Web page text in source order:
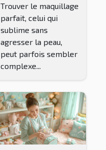
maquillage
Younique
adapté à votre
peau
Trouver le maquillage
parfait, celui qui
sublime sans
agresser la peau,
peut parfois sembler
complexe...